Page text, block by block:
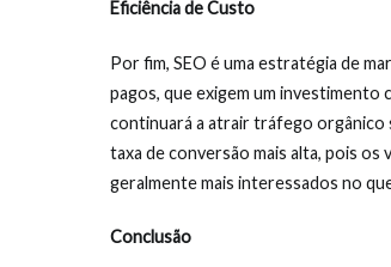
Eficiência de Custo
Por fim, SEO é uma estratégia de
pagos, que exigem um investimento
continuará a atrair tráfego orgânico
taxa de conversão mais alta, pois
geralmente mais interessados no
Conclusão